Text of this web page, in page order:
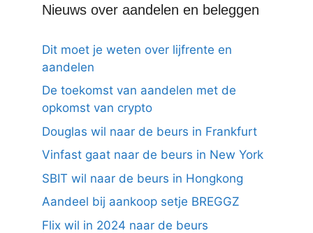
Nieuws over aandelen en beleggen
Dit moet je weten over lijfrente en
aandelen
De toekomst van aandelen met de
opkomst van crypto
Douglas wil naar de beurs in Frankfurt
Vinfast gaat naar de beurs in New York
SBIT wil naar de beurs in Hongkong
Aandeel bij aankoop setje BREGGZ
Flix wil in 2024 naar de beurs